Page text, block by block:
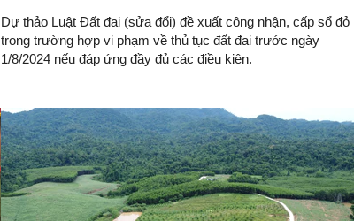
Dự thảo Luật Đất đai (sửa đổi) đề xuất công nhận, cấp sổ đỏ
trong trường hợp vi phạm về thủ tục đất đai trước ngày
1/8/2024 nếu đáp ứng đầy đủ các điều kiện.